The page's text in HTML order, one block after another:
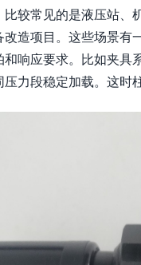
较常见的是液压站、
造项目。这些场景有
响应要求。比如夹
力段稳定加载。这时